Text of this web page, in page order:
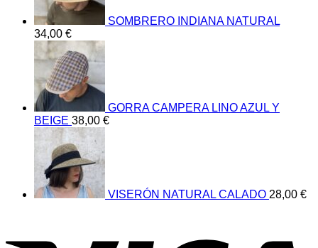
SOMBRERO INDIANA NATURAL
34,00 €
GORRA CAMPERA LINO AZUL Y
BEIGE 38,00 €
VISERÓN NATURAL CALADO 28,00 €